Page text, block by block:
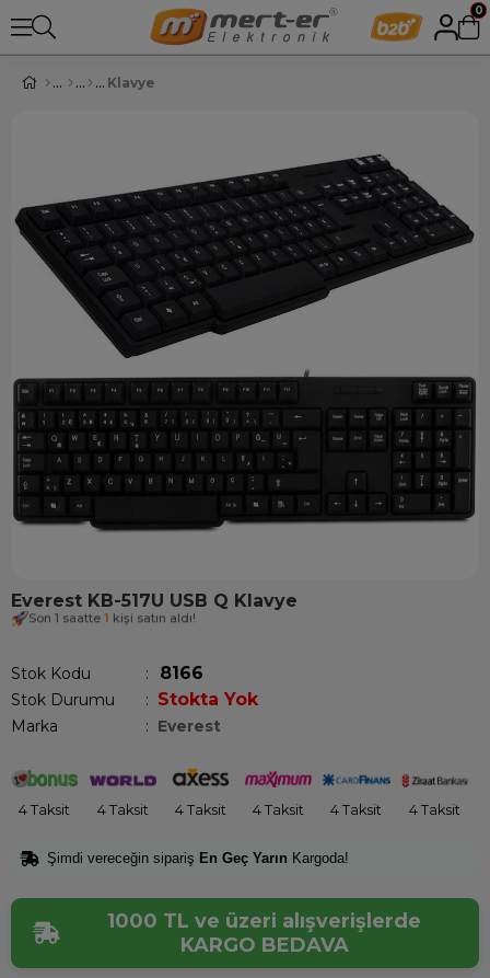
0
Klavye
Everest KB-517U USB Q Klavye
Son 1 saatte 1 kişi satın aldı!
Stok Kodu 8166
Stok Durumu : Stokta Yok
Marka : Everest
4 Taksit 4 Taksit 4 Taksit 4 Taksit 4 Taksit 4 Taksit
Şimdi vereceğin sipariş En Geç Yarın Kargoda!
1000 TL ve üzeri alışverişlerde
KARGO BEDAVA